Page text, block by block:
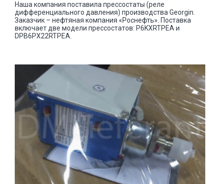
Наша компания поставила прессостаты (реле
дифференциального давления) производства Georgin.
Заказчик – нефтяная компания «Роснефть». Поставка
включает две модели прессостатов: P6KXRTPEA и
DPB6PX22RTPEA.